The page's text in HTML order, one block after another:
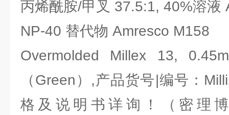
丙烯酰胺/甲叉 37.5:1, 40%溶液
NP-40 替代物 Amresco M158
Overmolded Millex 13,
（Green）,产品货号|编号：
格及说明书详询！（密理博